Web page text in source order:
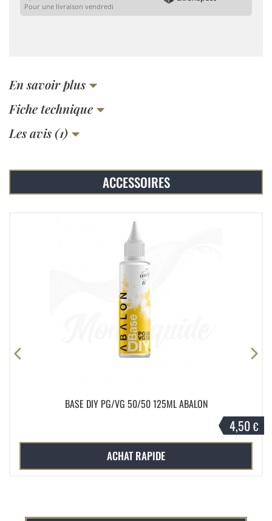
Pour une livraison vendredi
En savoir plus
Fiche technique
Les avis (1)
ACCESSOIRES
BASE DIY PG/VG 50/50 125ML ABALON
4,50€
ACHAT RAPIDE